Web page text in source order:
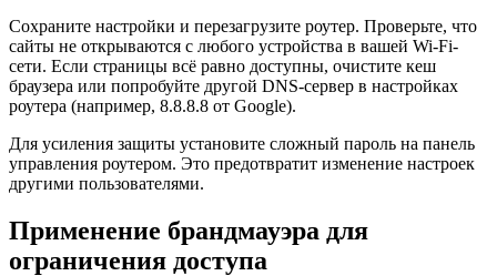
Сохраните настройки и перезагрузите роутер. Проверьте, что
сайты не открываются с любого устройства в вашей Wi-Fi-
сети. Если страницы всё равно доступны, очистите кеш
браузера или попробуйте другой DNS-сервер в настройках
роутера (например, 8.8.8.8 от Google).
Для усиления защиты установите сложный пароль на панель
управления роутером. Это предотвратит изменение настроек
другими пользователями.
Применение брандмауэра для
ограничения доступа